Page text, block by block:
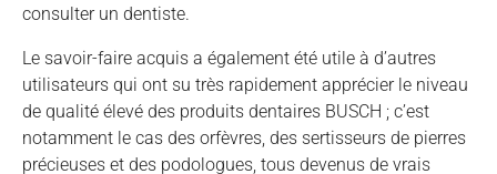
consulter un dentiste.
Le savoir-faire acquis a également été utile à d’autres
utilisateurs qui ont su très rapidement apprécier le niveau
de qualité élevé des produits dentaires BUSCH ; c’est
notamment le cas des orfèvres, des sertisseurs de pierres
précieuses et des podologues, tous devenus de vrais